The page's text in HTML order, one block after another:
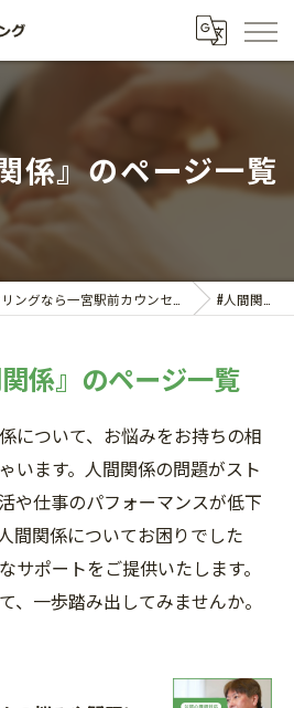
係』のページ一覧
#人間関係
係』のページ一覧
について、お悩みをお持ちの相
います。人間関係の問題がスト
や仕事のパフォーマンスが低下
間関係についてお困りでした
サポートをご提供いたします。
、一歩踏み出してみませんか。